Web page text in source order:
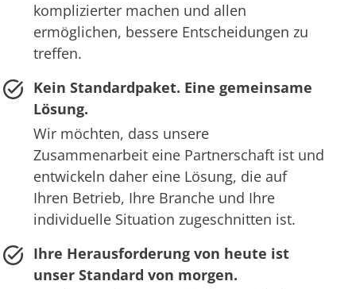
komplizierter machen und allen
ermöglichen, bessere Entscheidungen zu
treffen.
Kein Standardpaket. Eine gemeinsame
Lösung.
Wir möchten, dass unsere
Zusammenarbeit eine Partnerschaft ist und
entwickeln daher eine Lösung, die auf
Ihren Betrieb, Ihre Branche und Ihre
individuelle Situation zugeschnitten ist.
Ihre Herausforderung von heute ist
unser Standard von morgen.